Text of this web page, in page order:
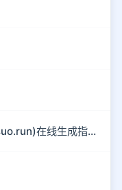
3分钟搞定防红链接！快缩短网址(suo.run)在线生成指南